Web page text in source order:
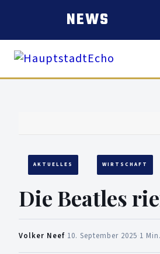
NEWS
AKTUELLES WIRTSCHAFT
Die Beatles
Volker Neef 10. September 2025 1